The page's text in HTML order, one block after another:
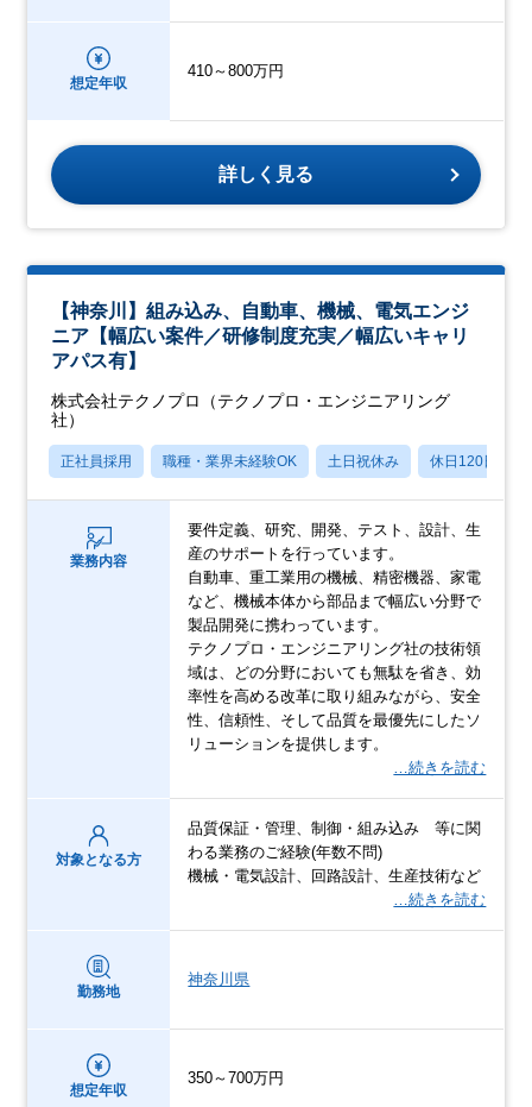
想定年収
410～800万円
詳しく見る
【神奈川】組み込み、自動車、機械、電気エンジ
ニア【幅広い案件／研修制度充実／幅広いキャリ
アパス有】
株式会社テクノプロ（テクノプロ・エンジニアリング
社）
正社員採用 職種・業界未経験OK 土日祝休み 休日120日以上
業務内容
要件定義、研究、開発、テスト、設計、生
産のサポートを行っています。
自動車、重工業用の機械、精密機器、家電
など、機械本体から部品まで幅広い分野で
製品開発に携わっています。
テクノプロ・エンジニアリング社の技術領
域は、どの分野においても無駄を省き、効
率性を高める改革に取り組みながら、安全
性、信頼性、そして品質を最優先にしたソ
リューションを提供します。
…続きを読む
対象となる方
品質保証・管理、制御・組み込み 等に関
わる業務のご経験(年数不問)
機械・電気設計、回路設計、生産技術など
…続きを読む
勤務地
神奈川県
想定年収
350～700万円